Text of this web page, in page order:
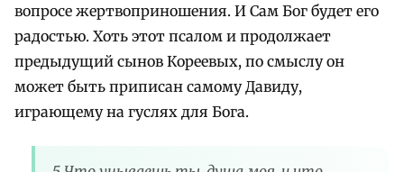
вопросе жертвоприношения. И Сам Бог будет его
радостью. Хоть этот псалом и продолжает
предыдущий сынов Кореевых, по смыслу он
может быть приписан самому Давиду,
играющему на гуслях для Бога.